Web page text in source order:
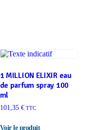
1 MILLION ELIXIR eau
de parfum spray 100
ml
101,35 €TTC